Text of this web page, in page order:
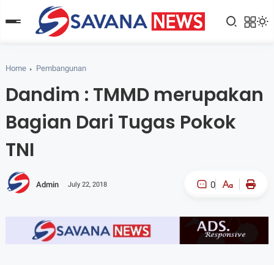
Home Pembangunan
Dandim : TMMD merupakan
Bagian Dari Tugas Pokok
TNI
Admin July 22, 2018 0
A- A+